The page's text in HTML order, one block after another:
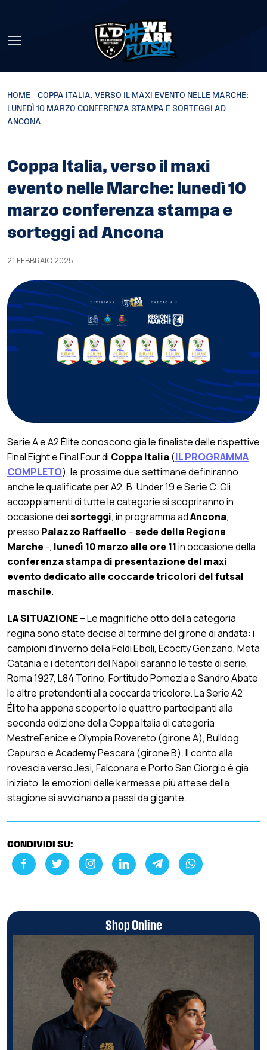
HOME
COPPA ITALIA, VERSO IL MAXI EVENTO NELLE MARCHE:
LUNEDÌ 10 MARZO CONFERENZA STAMPA E SORTEGGI AD
ANCONA
Coppa Italia, verso il maxi
evento nelle Marche: lunedì 10
marzo conferenza stampa e
sorteggi ad Ancona
21 FEBBRAIO 2025
Serie A e A2 Élite conoscono già le finaliste delle rispettive
Final Eight e Final Four di Coppa Italia(IL PROGRAMMA
COMPLETO), le prossime due settimane definiranno
anche le qualificate per A2, B, Under 19 e Serie C. Gli
accoppiamenti di tutte le categorie si scopriranno in
occasione deisorteggi, in programma adAncona,
presso Palazzo Raffaello –sede della Regione
Marche -, lunedì 10 marzo alle ore 11in occasione della
conferenza stampa di presentazione del maxi
evento dedicato alle coccarde tricolori del futsal
maschile.
LA SITUAZIONE– Le magnifiche otto della categoria
regina sono state decise al termine del girone di andata: i
campioni d’inverno della Feldi Eboli, Ecocity Genzano, Meta
Catania e i detentori del Napoli saranno le teste di serie,
Roma 1927, L84 Torino, Fortitudo Pomezia e Sandro Abate
le altre pretendenti alla coccarda tricolore. La Serie A2
Élite ha appena scoperto le quattro partecipanti alla
seconda edizione della Coppa Italia di categoria:
MestreFenice e Olympia Rovereto (girone A), Bulldog
Capurso e Academy Pescara (girone B). Il conto alla
rovescia verso Jesi, Falconara e Porto San Giorgio è già
iniziato, le emozioni delle kermesse più attese della
stagione si avvicinano a passi da gigante.
CONDIVIDI SU:
Shop Online